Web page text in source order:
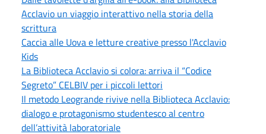
Acclavio un viaggio interattivo nella storia della
scrittura
Caccia alle Uova e letture creative presso l'Acclavio
Kids
La Biblioteca Acclavio si colora: arriva il “Codice
Segreto” CELBIV per i piccoli lettori
Il metodo Leogrande rivive nella Biblioteca Acclavio:
dialogo e protagonismo studentesco al centro
dell’attività laboratoriale